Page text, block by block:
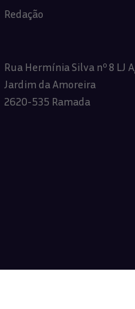
Redação
Rua Hermínia Silva nº 8 LJ A,
Jardim da Amoreira
2620-535 Ramada